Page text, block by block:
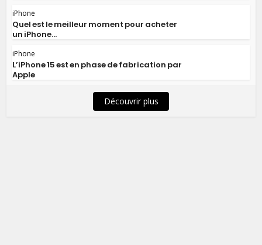
iPhone
Quel est le meilleur moment pour acheter
un iPhone...
iPhone
L’iPhone 15 est en phase de fabrication par
Apple
Découvrir plus